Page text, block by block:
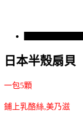
日本半殼扇貝
一包5顆
鋪上乳酪絲,美乃滋